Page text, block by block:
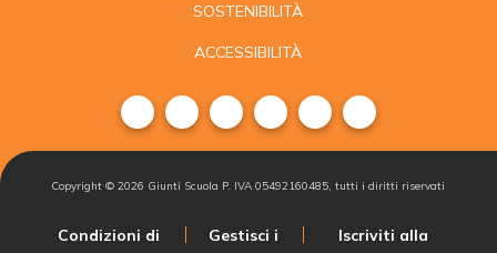
SOSTENIBILITÀ
ACCESSIBILITÀ
Copyright ©2026 Giunti Scuola P. IVA 05492160485, tutti i diritti riservati
Condizioni di
Gestisci i
Iscriviti alla